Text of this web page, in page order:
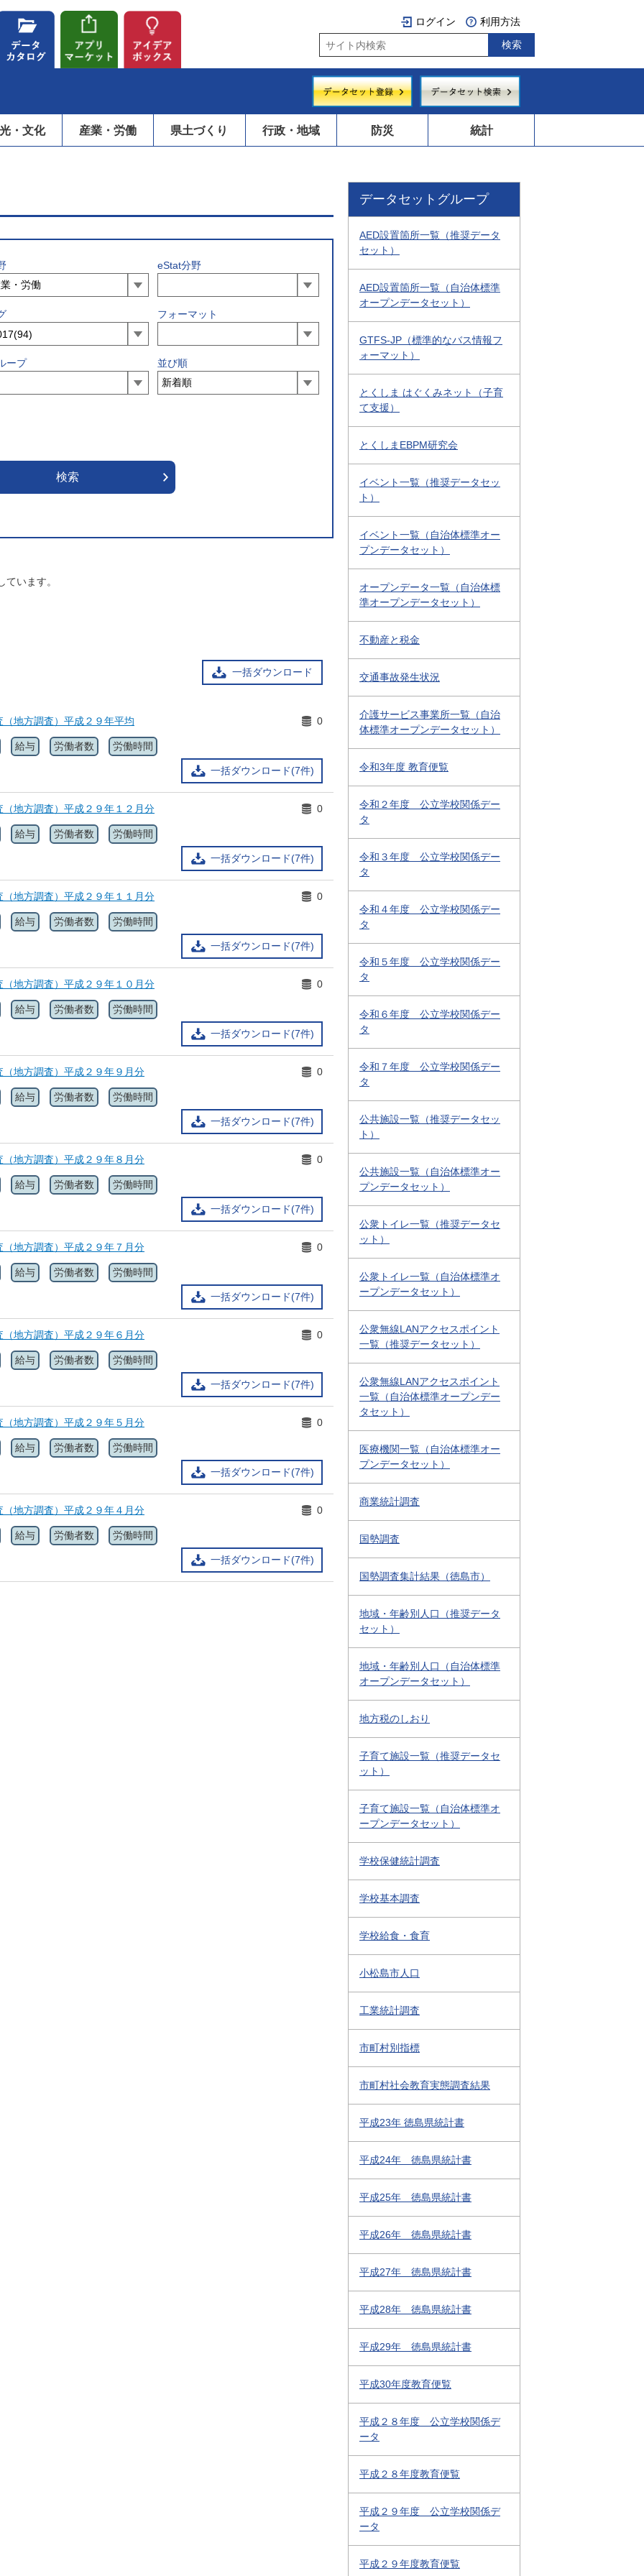
ログイン 利用方法
・文化 産業・労働 県土づくり 行政・地域 防災 統計
eStat分野
フォーマット
ープ 並び順
ています。
一括ダウンロード
地方調査）平成２９年平均
一括ダウンロード(7件)
0
給与 労働者数 労働時間
（地方調査）平成２９年１２月分
一括ダウンロード(7件)
0
給与 労働者数 労働時間
（地方調査）平成２９年１１月分
一括ダウンロード(7件)
0
給与 労働者数 労働時間
（地方調査）平成２９年１０月分
一括ダウンロード(7件)
0
給与 労働者数 労働時間
（地方調査）平成２９年９月分
一括ダウンロード(7件)
0
給与 労働者数 労働時間
（地方調査）平成２９年８月分
一括ダウンロード(7件)
0
給与 労働者数 労働時間
（地方調査）平成２９年７月分
一括ダウンロード(7件)
0
給与 労働者数 労働時間
（地方調査）平成２９年６月分
一括ダウンロード(7件)
0
給与 労働者数 労働時間
（地方調査）平成２９年５月分
一括ダウンロード(7件)
0
給与 労働者数 労働時間
（地方調査）平成２９年４月分
一括ダウンロード(7件)
0
給与 労働者数 労働時間
データセットグループ
AED設置箇所一覧（推奨データ
セット）
AED設置箇所一覧（自治体標準
オープンデータセット）
GTFS-JP（標準的なバス情報フ
ォーマット）
とくしま はぐくみネット（子育
て支援）
とくしまEBPM研究会
イベント一覧（推奨データセッ
ト）
イベント一覧（自治体標準オー
プンデータセット）
オープンデータ一覧（自治体標
準オープンデータセット）
不動産と税金
交通事故発生状況
介護サービス事業所一覧（自治
体標準オープンデータセット）
令和3年度 教育便覧
令和２年度 公立学校関係デー
タ
令和３年度 公立学校関係デー
タ
令和４年度 公立学校関係デー
タ
令和５年度 公立学校関係デー
タ
令和６年度 公立学校関係デー
タ
令和７年度 公立学校関係デー
タ
公共施設一覧（推奨データセッ
ト）
公共施設一覧（自治体標準オー
プンデータセット）
公衆トイレ一覧（推奨データセ
ット）
公衆トイレ一覧（自治体標準オ
ープンデータセット）
公衆無線LANアクセスポイント
一覧（推奨データセット）
公衆無線LANアクセスポイント
一覧（自治体標準オープンデー
タセット）
医療機関一覧（自治体標準オー
プンデータセット）
商業統計調査
国勢調査
国勢調査集計結果（徳島市）
地域・年齢別人口（推奨データ
セット）
地域・年齢別人口（自治体標準
オープンデータセット）
地方税のしおり
子育て施設一覧（推奨データセ
ット）
子育て施設一覧（自治体標準オ
ープンデータセット）
学校保健統計調査
学校基本調査
学校給食・食育
小松島市人口
工業統計調査
市町村別指標
市町村社会教育実態調査結果
平成23年 徳島県統計書
平成24年 徳島県統計書
平成25年 徳島県統計書
平成26年 徳島県統計書
平成27年 徳島県統計書
平成28年 徳島県統計書
平成29年 徳島県統計書
平成30年度教育便覧
平成２８年度 公立学校関係デ
ータ
平成２８年度教育便覧
平成２９年度 公立学校関係デ
ータ
平成２９年度教育便覧